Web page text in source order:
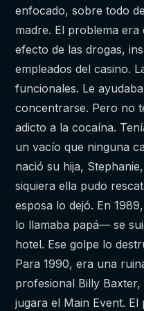
enfocado, sobre todo
madre. El problema
efecto de las drogas,
empleados del casino.
funcionales. Le
concentrarse. Pero no
adicto a la cocaína.
un vacío que ninguna
nació su hija,
siquiera ella pudo
esposa lo dejó. En
lo llamaba papá— se
hotel. Ese golpe lo
Para 1990, era una
profesional Billy
jugara el Main Event.